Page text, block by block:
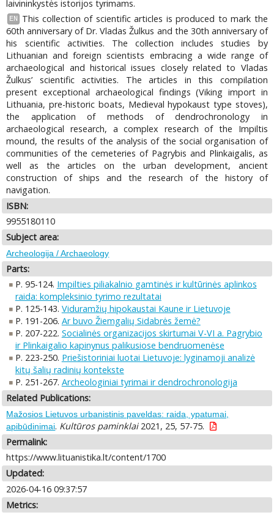
laivininkystės istorijos tyrimams.
EN
This collection of scientific articles is produced to mark the
60th anniversary of Dr. Vladas Žulkus and the 30th anniversary of
his scientific activities. The collection includes studies by
Lithuanian and foreign scientists embracing a wide range of
archaeological and historical issues closely related to Vladas
Žulkus’ scientific activities. The articles in this compilation
present exceptional archaeological findings (Viking import in
Lithuania, pre-historic boats, Medieval hypokaust type stoves),
the application of methods of dendrochronology in
archaeological research, a complex research of the Impiltis
mound, the results of the analysis of the social organisation of
communities of the cemeteries of Pagrybis and Plinkaigalis, as
well as the articles on the urban development, ancient
construction of ships and the research of the history of
navigation.
ISBN:
9955180110
Subject area:
Archeologija / Archaeology
Parts:
P. 95-124. Impilties piliakalnio gamtinės ir kultūrinės aplinkos
raida: kompleksinio tyrimo rezultatai
P. 125-143. Viduramžių hipokaustai Kaune ir Lietuvoje
P. 191-206. Ar buvo Žiemgalių Sidabrės žemė?
P. 207-222. Socialinės organizacijos skirtumai V-VI a. Pagrybio
ir Plinkaigalio kapinynus palikusiose bendruomenėse
P. 223-250. Priešistoriniai luotai Lietuvoje: lyginamoji analizė
kitų šalių radinių kontekste
P. 251-267. Archeologiniai tyrimai ir dendrochronologija
Related Publications:
Mažosios Lietuvos urbanistinis paveldas: raida, ypatumai,
apibūdinimai. Kultūros paminklai2021, 25, 57-75.
Permalink:
https://www.lituanistika.lt/content/1700
Updated:
2026-04-16 09:37:57
Metrics: